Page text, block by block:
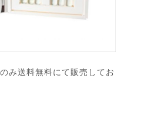
み送料無料にて販売してお